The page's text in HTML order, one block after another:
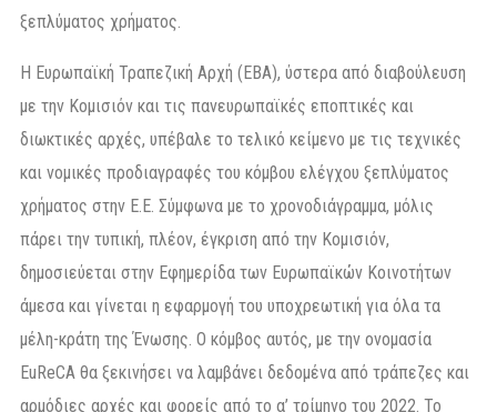
ξεπλύματος χρήματος.
Η Ευρωπαϊκή Τραπεζική Αρχή (ΕΒΑ), ύστερα από διαβούλευση
με την Κομισιόν και τις πανευρωπαϊκές εποπτικές και
διωκτικές αρχές, υπέβαλε το τελικό κείμενο με τις τεχνικές
και νομικές προδιαγραφές του κόμβου ελέγχου ξεπλύματος
χρήματος στην Ε.Ε. Σύμφωνα με το χρονοδιάγραμμα, μόλις
πάρει την τυπική, πλέον, έγκριση από την Κομισιόν,
δημοσιεύεται στην Εφημερίδα των Ευρωπαϊκών Κοινοτήτων
άμεσα και γίνεται η εφαρμογή του υποχρεωτική για όλα τα
μέλη-κράτη της Ένωσης. Ο κόμβος αυτός, με την ονομασία
EuReCA θα ξεκινήσει να λαμβάνει δεδομένα από τράπεζες και
αρμόδιες αρχές και φορείς από το α’ τρίμηνο του 2022. Το